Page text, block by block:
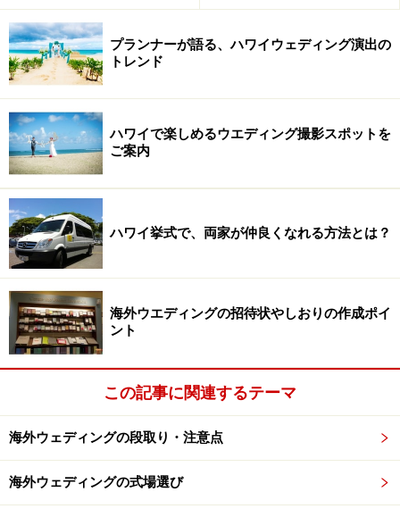
※記事内容は執筆時点のものです。最新の内容をご確認くださ
い。
1/2 次のページへ
プランナーが語る、ハワイウェディング演出の
トレンド
ハワイで楽しめるウエディング撮影スポットを
ご案内
ハワイ挙式で、両家が仲良くなれる方法とは？
海外ウエディングの招待状やしおりの作成ポイ
ント
この記事に関連するテーマ
海外ウェディングの段取り・注意点
海外ウェディングの式場選び